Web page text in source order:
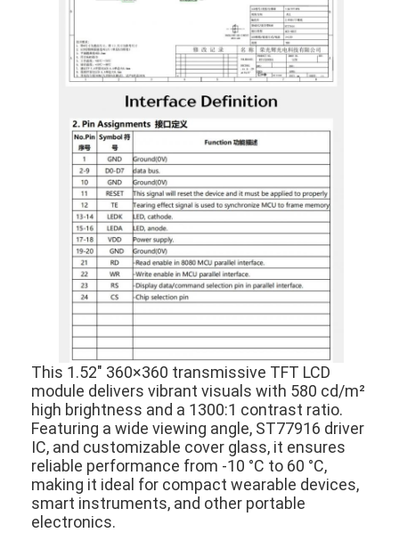
Προϊόντα
Βίντεο
Σχετικά με εμάς
Επισκέψεις στο εργοστάσιο
Ποιοτικός έλεγχος
Επικοινωνήστε μαζί μας
Ειδήσεις
Ζητήστε μια προσφορά
Εικονική οθόνη TFT
Επίδειξη ΔΙΕΘΝΏΝ ΕΙΔΗΣΕΟΓΡΑΦΙΚΏΝ ΠΡΑΚΤΟΡΕΊΩΝ TFT
τετραγωνική οθόνη LCD
This 1.52" 360×360 transmissive TFT LCD
module delivers vibrant visuals with 580 cd/m²
high brightness and a 1300:1 contrast ratio.
Featuring a wide viewing angle, ST77916 driver
IC, and customizable cover glass, it ensures
reliable performance from -10 °C to 60 °C,
making it ideal for compact wearable devices,
smart instruments, and other portable
electronics.